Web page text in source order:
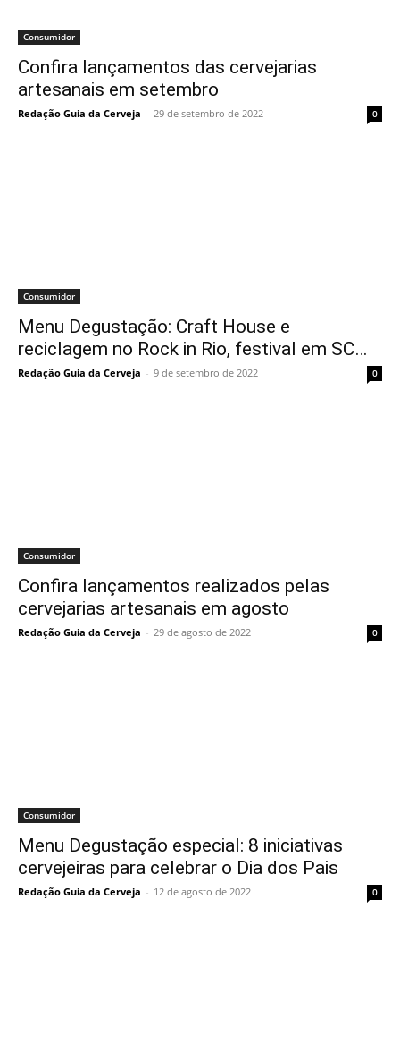
Consumidor
Confira lançamentos das cervejarias
artesanais em setembro
Redação Guia da Cerveja - 29 de setembro de 2022 0
Consumidor
Menu Degustação: Craft House e
reciclagem no Rock in Rio, festival em SC…
Redação Guia da Cerveja - 9 de setembro de 2022 0
Consumidor
Confira lançamentos realizados pelas
cervejarias artesanais em agosto
Redação Guia da Cerveja - 29 de agosto de 2022 0
Consumidor
Menu Degustação especial: 8 iniciativas
cervejeiras para celebrar o Dia dos Pais
Redação Guia da Cerveja - 12 de agosto de 2022 0